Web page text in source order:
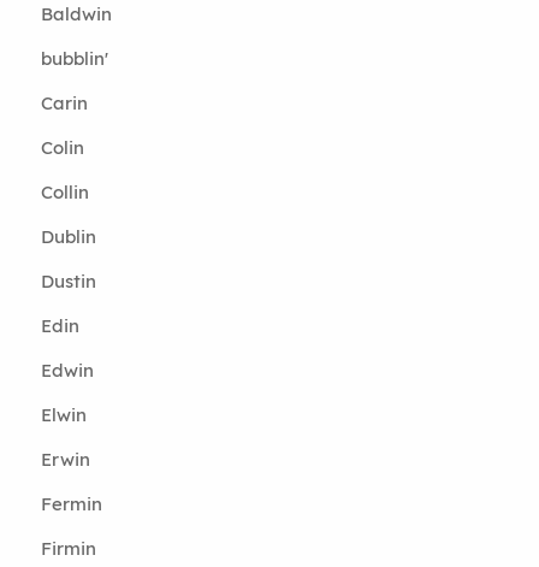
Baldwin
bubblin'
Carin
Colin
Collin
Dublin
Dustin
Edin
Edwin
Elwin
Erwin
Fermin
Firmin